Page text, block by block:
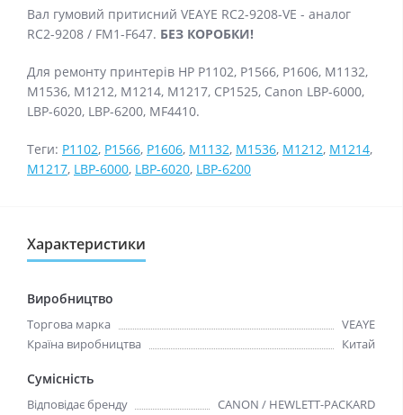
Вал гумовий притисний VEAYE RC2-9208-VE - аналог
RC2-9208 / FM1-F647. БЕЗ КОРОБКИ!
Для ремонту принтерів HP P1102, P1566, P1606, M1132,
M1536, M1212, M1214, M1217, CP1525, Canon LBP-6000,
LBP-6020, LBP-6200, MF4410.
Теги: P1102, P1566, P1606, M1132, M1536, M1212, M1214,
M1217, LBP-6000, LBP-6020, LBP-6200
Характеристики
Виробництво
Торгова марка
VEAYE
Країна виробництва
Китай
Сумісність
Відповідає бренду
CANON / HEWLETT-PACKARD